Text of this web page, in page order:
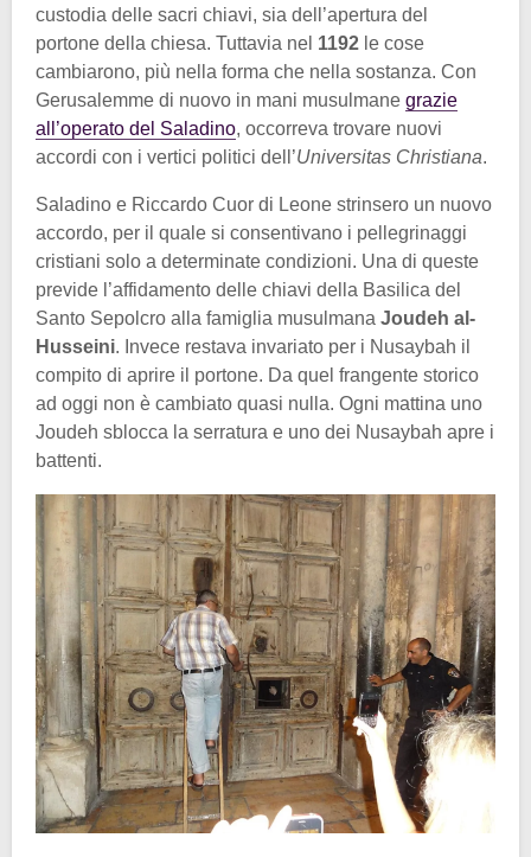
custodia delle sacri chiavi, sia dell’apertura del
portone della chiesa. Tuttavia nel 1192 le cose
cambiarono, più nella forma che nella sostanza. Con
Gerusalemme di nuovo in mani musulmane grazie
all’operato del Saladino, occorreva trovare nuovi
accordi con i vertici politici dell’Universitas Christiana.
Saladino e Riccardo Cuor di Leone strinsero un nuovo
accordo, per il quale si consentivano i pellegrinaggi
cristiani solo a determinate condizioni. Una di queste
previde l’affidamento delle chiavi della Basilica del
Santo Sepolcro alla famiglia musulmana Joudeh al-
Husseini. Invece restava invariato per i Nusaybah il
compito di aprire il portone. Da quel frangente storico
ad oggi non è cambiato quasi nulla. Ogni mattina uno
Joudeh sblocca la serratura e uno dei Nusaybah apre i
battenti.